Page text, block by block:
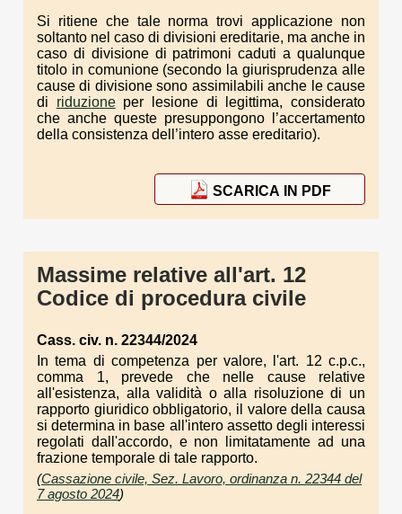
Si ritiene che tale norma trovi applicazione non
soltanto nel caso di divisioni ereditarie, ma anche in
caso di divisione di patrimoni caduti a qualunque
titolo in comunione (secondo la giurisprudenza alle
cause di divisione sono assimilabili anche le cause
di riduzioneper lesione di legittima, considerato
che anche queste presuppongono l’accertamento
della consistenza dell’intero asse ereditario).
SCARICA IN PDF
Massime relative all'art. 12
Codice di procedura civile
Cass. civ. n. 22344/2024
In tema di competenza per valore, l'art. 12 c.p.c.,
comma 1, prevede che nelle cause relative
all'esistenza, alla validità o alla risoluzione di un
rapporto giuridico obbligatorio, il valore della causa
si determina in base all'intero assetto degli interessi
regolati dall'accordo, e non limitatamente ad una
frazione temporale di tale rapporto.
(Cassazione civile, Sez. Lavoro, ordinanza n. 22344 del
7 agosto 2024)